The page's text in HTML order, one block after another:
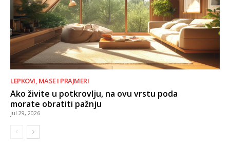
LEPKOVI, MASE I PRAJMERI
Ako živite u potkrovlju, na ovu vrstu poda
morate obratiti pažnju
jul 29, 2026